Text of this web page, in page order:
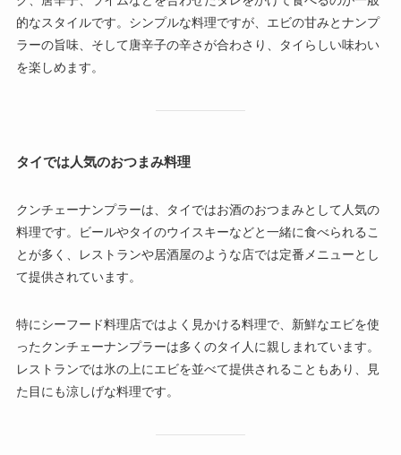
的なスタイルです。シンプルな料理ですが、エビの甘みとナンプ
ラーの旨味、そして唐辛子の辛さが合わさり、タイらしい味わい
を楽しめます。
タイでは人気のおつまみ料理
クンチェーナンプラーは、タイではお酒のおつまみとして人気の
料理です。ビールやタイのウイスキーなどと一緒に食べられるこ
とが多く、レストランや居酒屋のような店では定番メニューとし
て提供されています。
特にシーフード料理店ではよく見かける料理で、新鮮なエビを使
ったクンチェーナンプラーは多くのタイ人に親しまれています。
レストランでは氷の上にエビを並べて提供されることもあり、見
た目にも涼しげな料理です。